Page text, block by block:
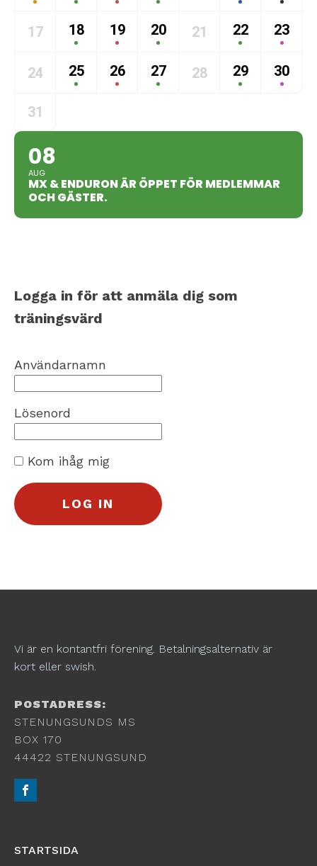
17 18 19 20 21 22 23
24 25 26 27 28 29 30
31
08
AUG
MX & ENDURON ÄR ÖPPET FÖR MEDLEMMAR
OCH GÄSTER.
Logga in för att anmäla dig som
träningsvärd
Användarnamn
Lösenord
Kom ihåg mig
Vi är en kontantfri förening. Betalningsalternativ är
kort eller swish.
POSTADRESS:
STENUNGSUNDS MS
BOX 170
44422 STENUNGSUND
STARTSIDA